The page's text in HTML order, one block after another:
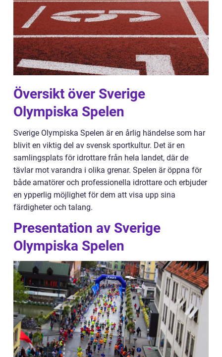
Översikt över Sverige
Olympiska Spelen
Sverige Olympiska Spelen är en årlig händelse som har
blivit en viktig del av svensk sportkultur. Det är en
samlingsplats för idrottare från hela landet, där de
tävlar mot varandra i olika grenar. Spelen är öppna för
både amatörer och professionella idrottare och erbjuder
en ypperlig möjlighet för dem att visa upp sina
färdigheter och talang.
Presentation av Sverige
Olympiska Spelen